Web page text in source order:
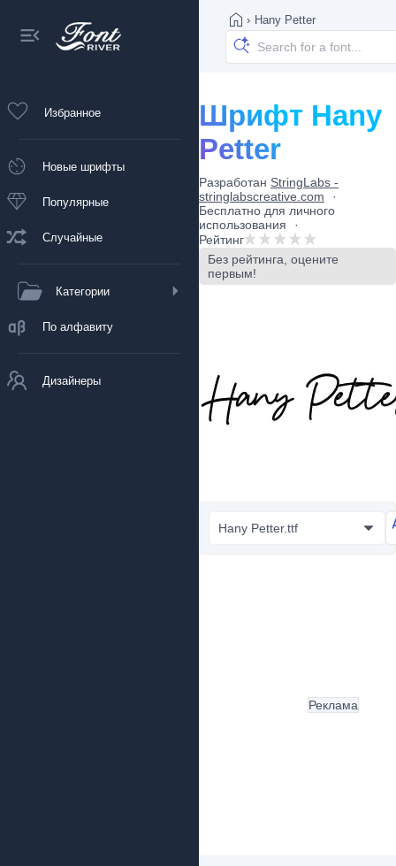
Избранное
Новые шрифты
Популярные
Случайные
Категории
По алфавиту
Дизайнеры
› Hany Petter
Шрифт Hany
Petter
Разработан StringLabs -
stringlabscreative.com
Бесплатно для личного
использования
Рейтинг
Без рейтинга, оцените
первым!
Hany Petter.ttf
Реклама